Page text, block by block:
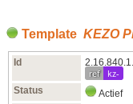
Template KEZO
Id
ref kz-
Status Actief